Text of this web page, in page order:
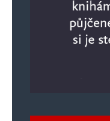
Uložit do prohlížeče